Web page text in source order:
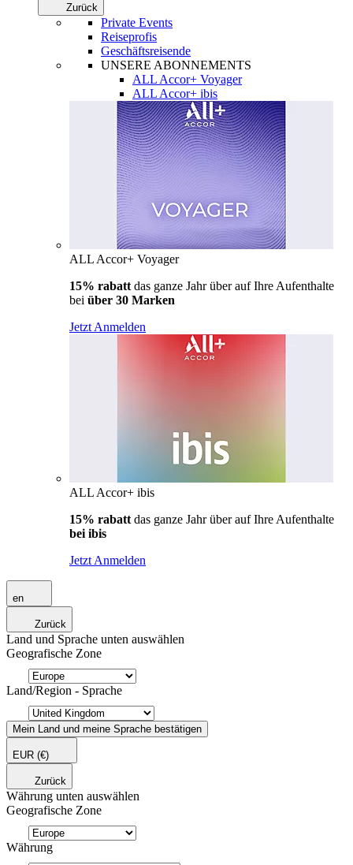
Zurück
Private Events
Reiseprofis
Geschäftsreisende
UNSERE ABONNEMENTS
ALL Accor+ Voyager
ALL Accor+ ibis
ALL Accor+ Voyager
15% rabatt das ganze Jahr über auf Ihre Aufenthalte
bei über 30 Marken
Jetzt Anmelden
ALL Accor+ ibis
15% rabatt das ganze Jahr über auf Ihre Aufenthalte
bei ibis
Jetzt Anmelden
en
Zurück
Land und Sprache unten auswählen
Geografische Zone
Land/Region - Sprache
Mein Land und meine Sprache bestätigen
EUR (€)
Zurück
Währung unten auswählen
Geografische Zone
Währung